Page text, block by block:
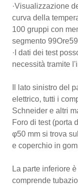
·Visualizzazione
curva della
100 gruppi con
segmento
·I dati dei test
necessità tramite
Il lato sinistro del
elettrico, tutti i
Schneider e altri
Foro di test (porta
φ50 mm si trova
e coperchio in
La parte inferiore
comprende